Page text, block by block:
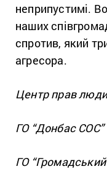
неприпустимі.
наших
спротив, який
агресора.
Центр прав
ГО “Донбас СОС”
ГО